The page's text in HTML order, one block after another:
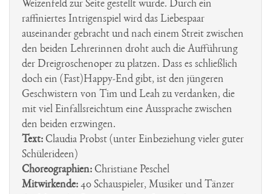
Weizenfeld zur Seite gestellt wurde. Durch ein
raffiniertes Intrigenspiel wird das Liebespaar
auseinander gebracht und nach einem Streit zwischen
den beiden Lehrerinnen droht auch die Aufführung
der Dreigroschenoper zu platzen. Dass es schließlich
doch ein (Fast)Happy-End gibt, ist den jüngeren
Geschwistern von Tim und Leah zu verdanken, die
mit viel Einfallsreichtum eine Aussprache zwischen
den beiden erzwingen.
Text: Claudia Probst (unter Einbeziehung vieler guter
Schülerideen)
Choreographien: Christiane Peschel
Mitwirkende: 40 Schauspieler, Musiker und Tänzer